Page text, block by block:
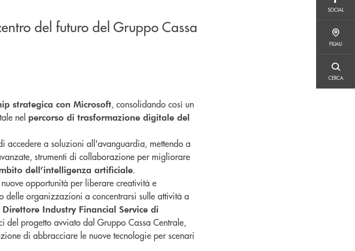
SOCIAL
FILIALI
CERCA
del futuro del Gruppo Cassa
strategica con Microsoft, consolidando così un
nel percorso di trasformazione digitale del
accedere a soluzioni all'avanguardia, mettendo a
strumenti di collaborazione per migliorare
dell’intelligenza artificiale.
opportunità per liberare creatività e
delle organizzazioni a concentrarsi sulle attività a
Direttore Industry Financial Service di
del progetto avviato dal Gruppo Cassa Centrale,
di abbracciare le nuove tecnologie per scenari